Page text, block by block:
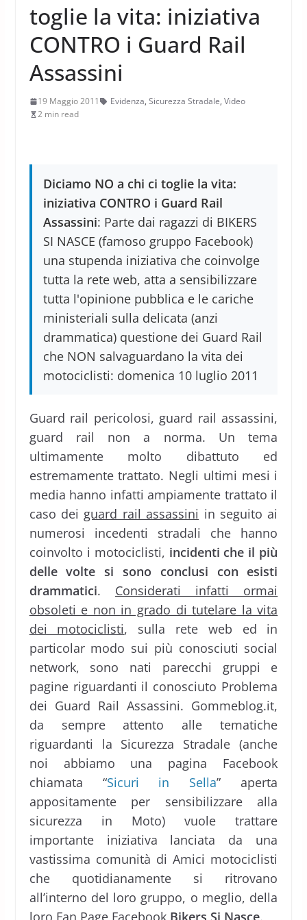
toglie la vita: iniziativa
CONTRO i Guard Rail
Assassini
19 Maggio 2011 Evidenza, Sicurezza Stradale, Video
2 min read
Diciamo NO a chi ci toglie la vita:
iniziativa CONTRO i Guard Rail
Assassini: Parte dai ragazzi di BIKERS
SI NASCE (famoso gruppo Facebook)
una stupenda iniziativa che coinvolge
tutta la rete web, atta a sensibilizzare
tutta l'opinione pubblica e le cariche
ministeriali sulla delicata (anzi
drammatica) questione dei Guard Rail
che NON salvaguardano la vita dei
motociclisti: domenica 10 luglio 2011
Guard rail pericolosi, guard rail assassini,
guard rail non a norma. Un tema
ultimamente molto dibattuto ed
estremamente trattato. Negli ultimi mesi i
media hanno infatti ampiamente trattato il
caso dei guard rail assassini in seguito ai
numerosi incedenti stradali che hanno
coinvolto i motociclisti, incidenti che il più
delle volte si sono conclusi con esisti
drammatici. Considerati infatti ormai
obsoleti e non in grado di tutelare la vita
dei motociclisti, sulla rete web ed in
particolar modo sui più conosciuti social
network, sono nati parecchi gruppi e
pagine riguardanti il conosciuto Problema
dei Guard Rail Assassini. Gommeblog.it,
da sempre attento alle tematiche
riguardanti la Sicurezza Stradale (anche
noi abbiamo una pagina Facebook
chiamata “Sicuri in Sella” aperta
appositamente per sensibilizzare alla
sicurezza in Moto) vuole trattare
importante iniziativa lanciata da una
vastissima comunità di Amici motociclisti
che quotidianamente si ritrovano
all’interno del loro gruppo, o meglio, della
loro Fan Page Facebook Bikers Si Nasce.